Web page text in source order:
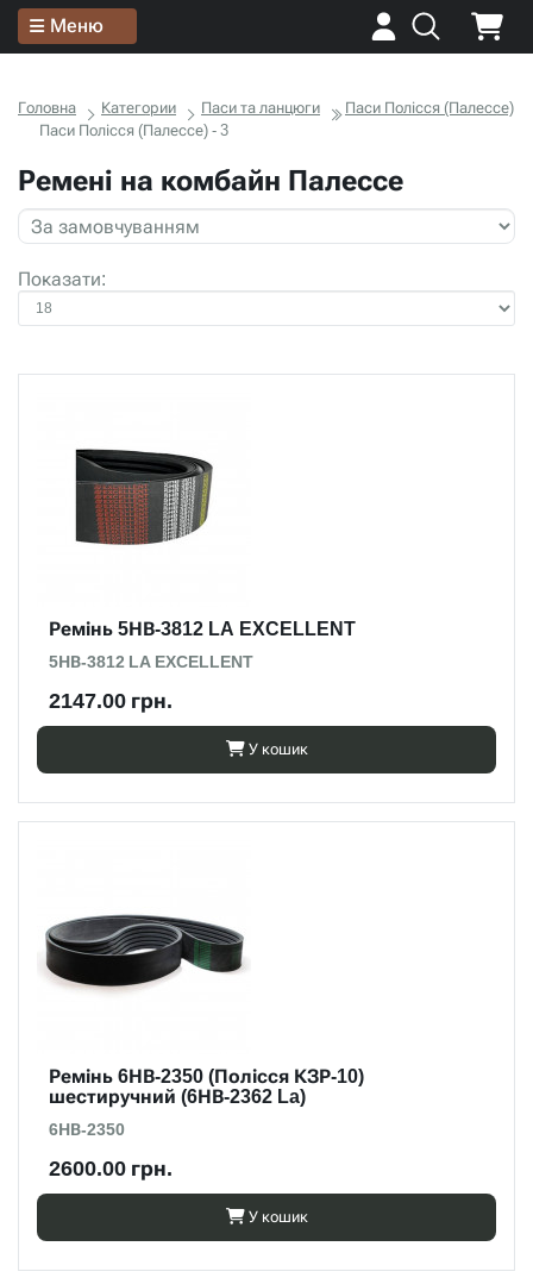
Меню
Головна Категории Паси та ланцюги
Паси Полісся (Палессе)
Паси Полісся (Палессе) - 3
Ремені на комбайн Палессе
Показати:
Ремінь 5НВ-3812 LA EXCELLENT
5НВ-3812 LA EXCELLENT
2147.00 грн.
У кошик
Ремінь 6НВ-2350 (Полісся КЗР-10)
шестиручний (6НВ-2362 La)
6НВ-2350
2600.00 грн.
У кошик